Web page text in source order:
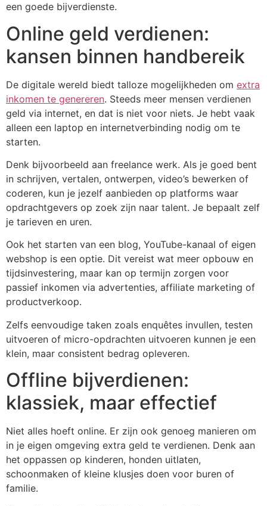
een goede bijverdienste.
Online geld verdienen:
kansen binnen handbereik
De digitale wereld biedt talloze mogelijkheden om extra
inkomen te genereren. Steeds meer mensen verdienen
geld via internet, en dat is niet voor niets. Je hebt vaak
alleen een laptop en internetverbinding nodig om te
starten.
Denk bijvoorbeeld aan freelance werk. Als je goed bent
in schrijven, vertalen, ontwerpen, video’s bewerken of
coderen, kun je jezelf aanbieden op platforms waar
opdrachtgevers op zoek zijn naar talent. Je bepaalt zelf
je tarieven en uren.
Ook het starten van een blog, YouTube-kanaal of eigen
webshop is een optie. Dit vereist wat meer opbouw en
tijdsinvestering, maar kan op termijn zorgen voor
passief inkomen via advertenties, affiliate marketing of
productverkoop.
Zelfs eenvoudige taken zoals enquêtes invullen, testen
uitvoeren of micro-opdrachten uitvoeren kunnen je een
klein, maar consistent bedrag opleveren.
Offline bijverdienen:
klassiek, maar effectief
Niet alles hoeft online. Er zijn ook genoeg manieren om
in je eigen omgeving extra geld te verdienen. Denk aan
het oppassen op kinderen, honden uitlaten,
schoonmaken of kleine klusjes doen voor buren of
familie.